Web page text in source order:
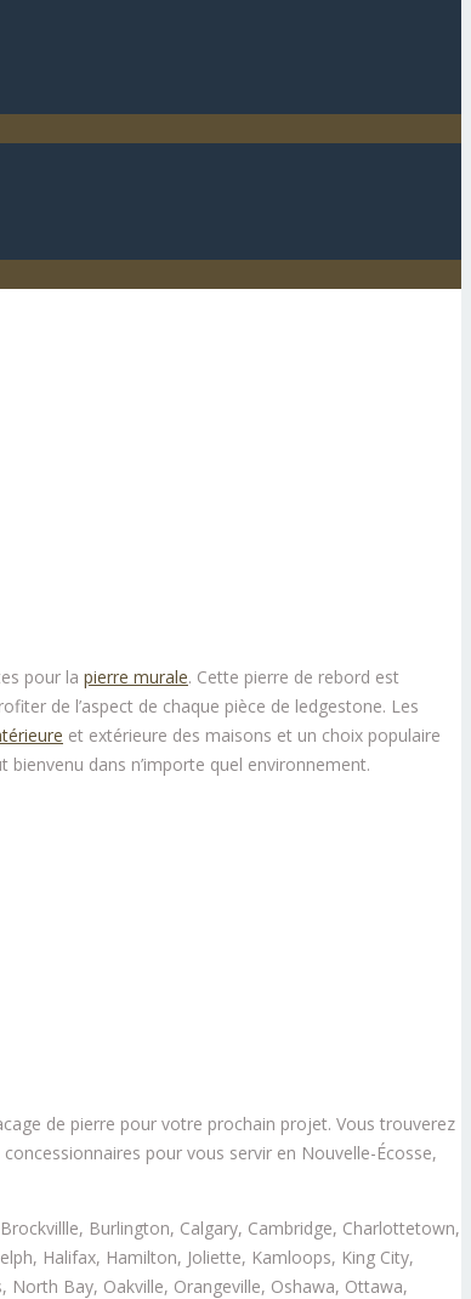
pour la pierre murale. Cette pierre de rebord est
de l’aspect de chaque pièce de ledgestone. Les
et extérieure des maisons et un choix populaire
bienvenu dans n’importe quel environnement.
de pierre pour votre prochain projet. Vous trouverez
pour vous servir en Nouvelle-Écosse,
Burlington, Calgary, Cambridge, Charlottetown,
Halifax, Hamilton, Joliette, Kamloops, King City,
Bay, Oakville, Orangeville, Oshawa, Ottawa,